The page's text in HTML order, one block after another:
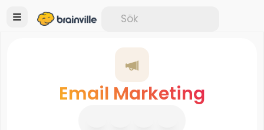
Email Marketing